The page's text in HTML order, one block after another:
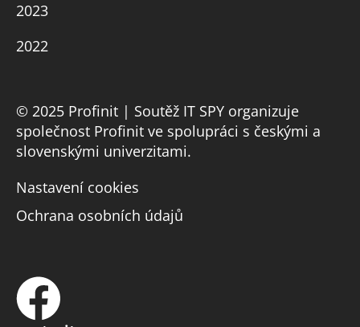
2023
2022
© 2025 Profinit | Soutěž IT SPY organizuje
společnost Profinit ve spolupráci s českými a
slovenskými univerzitami.
Nastavení cookies
Ochrana osobních údajů